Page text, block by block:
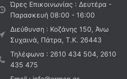
Ώρες Επικοινωνίας : Δευτέρα -
Παρασκευή 08:00 - 16:00
Διεύθυνση : Κοζάνης 150, Άνω
Συχαινά, Πάτρα, Τ.Κ. 26443
Τηλέφωνα : 2610 434 504, 2610
435 475